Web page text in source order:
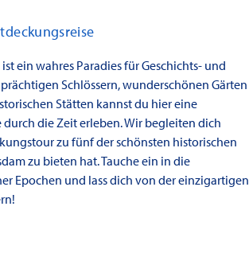
ein wahres Paradies für Geschichts- und
Schlössern, wunderschönen Gärten
Stätten kannst du hier eine
durch die Zeit erleben. Wir begleiten dich
zu fünf der schönsten historischen
zu bieten hat. Tauche ein in die
Epochen und lass dich von der einzigartigen